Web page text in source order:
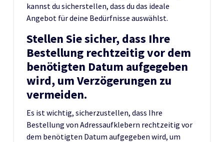
kannst du sicherstellen, dass du das ideale
Angebot für deine Bedürfnisse auswählst.
Stellen Sie sicher, dass Ihre
Bestellung rechtzeitig vor dem
benötigten Datum aufgegeben
wird, um Verzögerungen zu
vermeiden.
Es ist wichtig, sicherzustellen, dass Ihre
Bestellung von Adressaufklebern rechtzeitig vor
dem benötigten Datum aufgegeben wird, um